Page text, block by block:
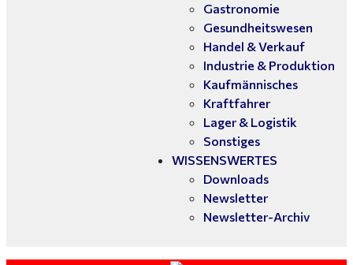
Gastronomie
Gesundheitswesen
Handel & Verkauf
Industrie & Produktion
Kaufmännisches
Kraftfahrer
Lager & Logistik
Sonstiges
WISSENSWERTES
Downloads
Newsletter
Newsletter-Archiv